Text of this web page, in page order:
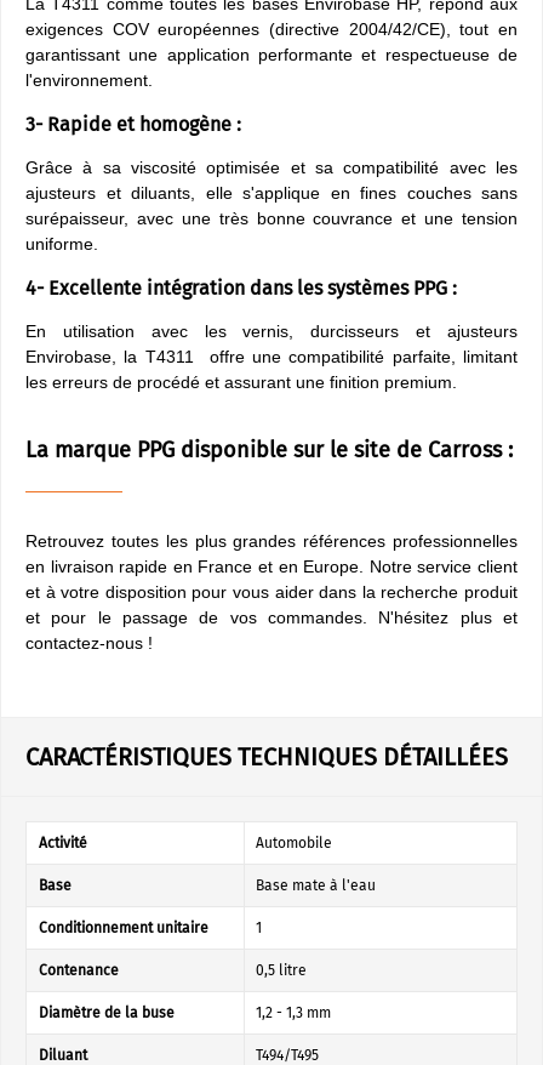
exigences COV européennes (directive 2004/42/CE), tout en
garantissant une application performante et respectueuse de
l'environnement.
3- Rapide et homogène :
Grâce à sa viscosité optimisée et sa compatibilité avec les
ajusteurs et diluants, elle s'applique en fines couches sans
surépaisseur, avec une très bonne couvrance et une tension
uniforme.
4- Excellente intégration dans les systèmes PPG :
En utilisation avec les vernis, durcisseurs et ajusteurs
Envirobase, la T4311 offre une compatibilité parfaite, limitant
les erreurs de procédé et assurant une finition premium.
La marque PPG disponible sur le site de Carross :
Retrouvez toutes les plus grandes références professionnelles
en livraison rapide en France et en Europe. Notre service client
et à votre disposition pour vous aider dans la recherche produit
et pour le passage de vos commandes. N'hésitez plus et
contactez-nous !
CARACTÉRISTIQUES TECHNIQUES DÉTAILLÉES
Activité Automobile
Base Base mate à l'eau
Conditionnement unitaire 1
Contenance 0,5 litre
Diamètre de la buse 1,2 - 1,3 mm
Diluant T494/T495